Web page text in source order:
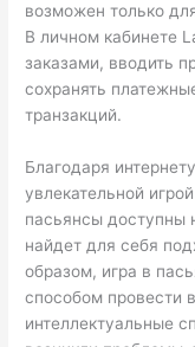
возможен только
В личном кабинете
заказами, вводить
сохранять
транзакций.
Благодаря
увлекательной
пасьянсы доступны
найдет для себя
образом, игра в
способом провести
интеллектуальные